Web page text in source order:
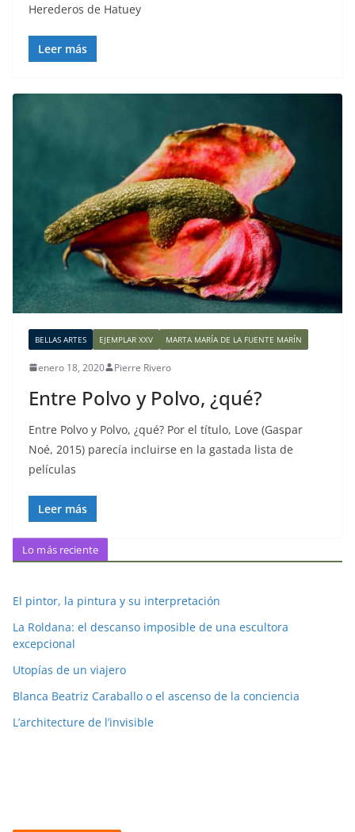
Herederos de Hatuey
Leer más
BELLAS ARTES EJEMPLAR XXV MARTA MARÍA DE LA FUENTE MARÍN
enero 18, 2020 Pierre Rivero
Entre Polvo y Polvo, ¿qué?
Entre Polvo y Polvo, ¿qué? Por el título, Love (Gaspar
Noé, 2015) parecía incluirse en la gastada lista de
películas
Leer más
Lo más reciente
El pintor, la pintura y su interpretación
La Roldana: el descanso imposible de una escultora
excepcional
Utopías de un viajero
Blanca Beatriz Caraballo o el ascenso de la conciencia
L’architecture de l’invisible